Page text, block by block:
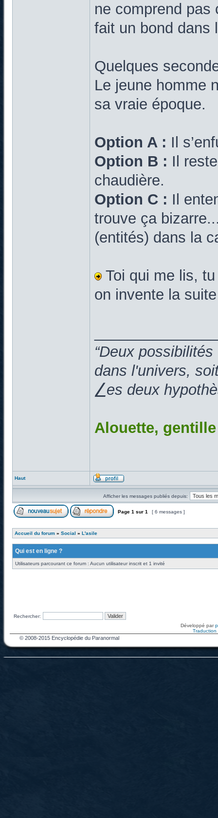
ne comprend pas
fait un bond dans
Quelques
Le jeune homme
sa vraie époque.
Option A : Il
Option B : Il
chaudière.
Option C : Il
trouve ça
(entités) dans la
Toi qui me lis,
on invente la
“Deux
dans l'univers,
⎳es deux
Alouette,
Haut
Afficher les messages publiés depuis:
Page 1 sur 1 [ 6 messages ]
Accueil du forum » Social » L'asile
Qui est en ligne ?
Utilisateurs parcourant ce forum : Aucun utilisateur inscrit et 1 invité
Rechercher:
Développé par
Traduction
© 2008-2015 Encyclopédie du Paranormal